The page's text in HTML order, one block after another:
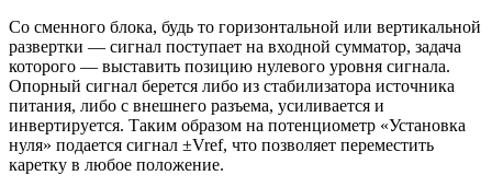
Со сменного блока, будь то горизонтальной или вертикальной
развертки — сигнал поступает на входной сумматор, задача
которого — выставить позицию нулевого уровня сигнала.
Опорный сигнал берется либо из стабилизатора источника
питания, либо с внешнего разъема, усиливается и
инвертируется. Таким образом на потенциометр «Установка
нуля» подается сигнал ±Vref, что позволяет переместить
каретку в любое положение.